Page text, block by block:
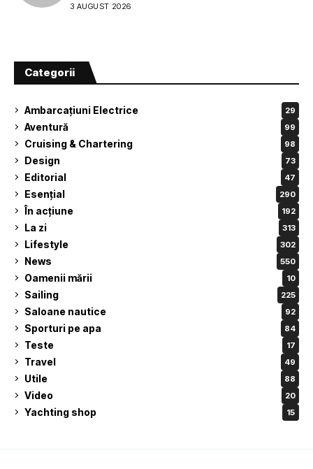
3 AUGUST 2026
Categorii
Ambarcațiuni Electrice 29
Aventură 99
Cruising & Chartering 98
Design 73
Editorial 47
Esențial 290
În acțiune 192
La zi 313
Lifestyle 302
News 550
Oamenii mării 10
Sailing 225
Saloane nautice 92
Sporturi pe apa 84
Teste 17
Travel 49
Utile 88
Video 20
Yachting shop 15